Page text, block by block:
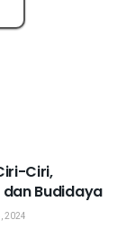
Ciri,
Budidaya
2024